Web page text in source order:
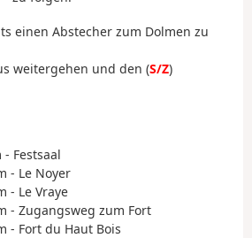
einen Abstecher zum Dolmen zu
weitergehen und den (S/Z)
Festsaal
- Le Noyer
- Le Vraye
- Zugangsweg zum Fort
- Fort du Haut Bois